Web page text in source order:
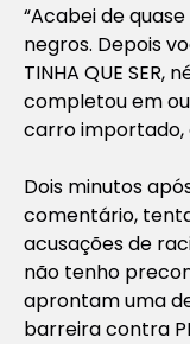
“Acabei de
negros. Depois
TINHA QUE SER,
completou em
carro importado,
Dois minutos
comentário,
acusações de
não tenho
aprontam uma
barreira contra